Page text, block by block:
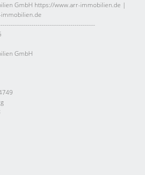
GmbH https://www.arr-immobilien.de |
GmbH